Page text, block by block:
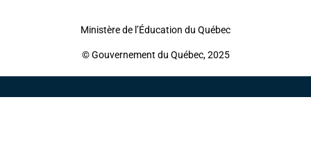
Ministère de l’Éducation du Québec
© Gouvernement du Québec, 2025